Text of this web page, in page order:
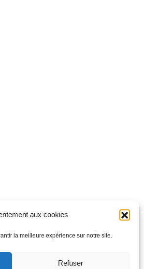
aux cookies
la meilleure expérience sur notre site.
Refuser